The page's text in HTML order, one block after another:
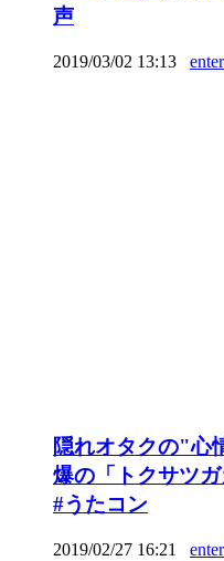
声
2019/03/02 13:13
隠れオタクの"心
爆の「トクサツ
#うたコン
2019/02/27 16:21